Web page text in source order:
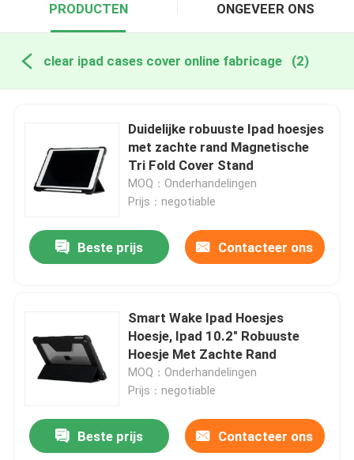
PRODUCTEN ONGEVEER ONS
clear ipad cases cover online fabricage (2)
Duidelijke robuuste Ipad hoesjes
met zachte rand Magnetische
Tri Fold Cover Stand
MOQ：Onderhandelingen
Prijs：negotiable
Beste prijs Contacteer ons
Smart Wake Ipad Hoesjes
Hoesje, Ipad 10.2" Robuuste
Hoesje Met Zachte Rand
MOQ：Onderhandelingen
Prijs：negotiable
Beste prijs Contacteer ons